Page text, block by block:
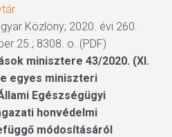
Közlöny; 2020. évi 260.
25.; 8308. o. (PDF)
minisztere 43/2020. (XI.
egyes miniszteri
Egészségügyi
honvédelmi
módosításáról